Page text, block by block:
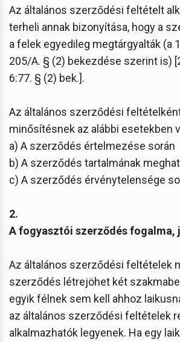
Az általános szerződési feltételt
terheli annak bizonyítása, hogy a
a felek egyedileg megtárgyalták (a
205/A. § (2) bekezdése szerint is)
6:77. § (2) bek.].
Az általános szerződési
minősítésnek az alábbi esetekben
a) A szerződés értelmezése során
b) A szerződés tartalmának
c) A szerződés érvénytelensége
2.
A fogyasztói szerződés fogalma,
Az általános szerződési feltételek
szerződés létrejöhet két
egyik félnek sem kell ahhoz
az általános szerződési feltételek
alkalmazhatók legyenek. Ha egy